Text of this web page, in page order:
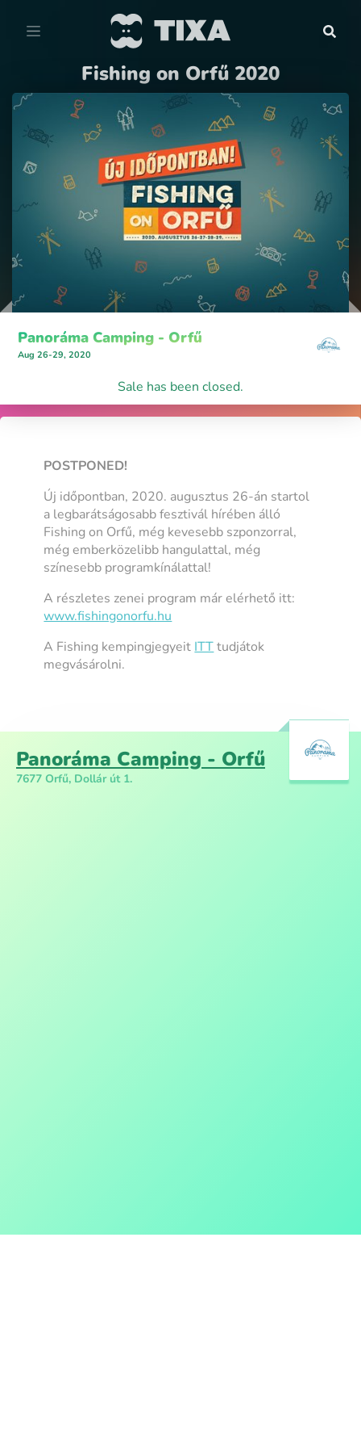
Fishing on Orfű 2020
Panoráma Camping - Orfű
Aug 26-29, 2020
Sale has been closed.
POSTPONED!
Új időpontban, 2020. augusztus 26-án startol
a legbarátságosabb fesztivál hírében álló
Fishing on Orfű, még kevesebb szponzorral,
még emberközelibb hangulattal, még
színesebb programkínálattal!
A részletes zenei program már elérhető itt:
www.fishingonorfu.hu
A Fishing kempingjegyeit ITTtudjátok
megvásárolni.
Panoráma Camping - Orfű
7677 Orfű, Dollár út 1.